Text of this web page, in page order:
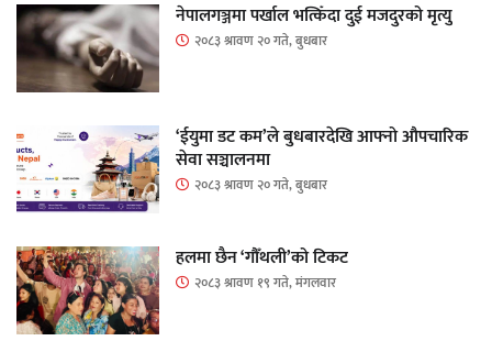
नेपालगञ्जमा पर्खाल भत्किँदा दुई मजदुरको मृत्यु
२०८३ श्रावण २० गते, बुधबार
‘ईयुमा डट कम’ले बुधबारदेखि आफ्नो औपचारिक
सेवा सञ्चालनमा
२०८३ श्रावण २० गते, बुधबार
हलमा छैन ‘गौँथली’को टिकट
२०८३ श्रावण १९ गते, मंगलवार